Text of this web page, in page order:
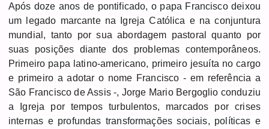
Após doze anos de pontificado, o papa Francisco deixou
um legado marcante na Igreja Católica e na conjuntura
mundial, tanto por sua abordagem pastoral quanto por
suas posições diante dos problemas contemporâneos.
Primeiro papa latino-americano, primeiro jesuíta no cargo
e primeiro a adotar o nome Francisco - em referência a
São Francisco de Assis -, Jorge Mario Bergoglio conduziu
a Igreja por tempos turbulentos, marcados por crises
internas e profundas transformações sociais, políticas e